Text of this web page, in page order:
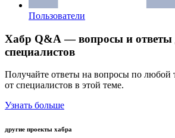
Пользователи
Хабр Q&A — вопросы и ответы
специалистов
Получайте ответы на вопросы по любой
от специалистов в этой теме.
Узнать больше
другие проекты хабра